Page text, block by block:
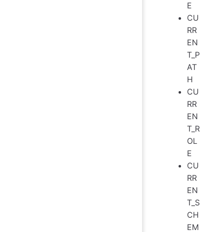
E
CU
RR
EN
T_P
AT
H
CU
RR
EN
T_R
OL
E
CU
RR
EN
T_S
CH
EM